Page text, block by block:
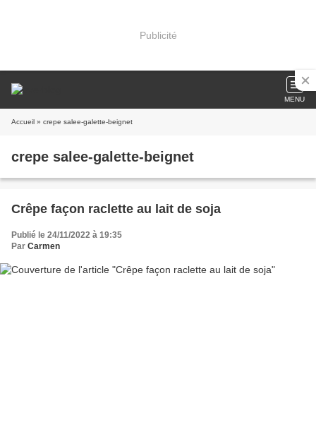
Publicité
MENU
Accueil » crepe salee-galette-beignet
crepe salee-galette-beignet
Crêpe façon raclette au lait de soja
Publié le 24/11/2022 à 19:35
Par Carmen